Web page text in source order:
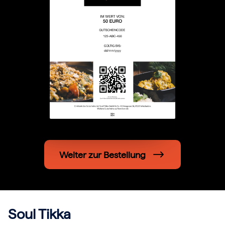
Regionale Gutscheine
Berlin
Hamburg
Frankfurt
Köln
Düsseldorf
Stuttgart
Essen
-------
Für alle Geschenk-Gutscheine gilt:
Einlösbar für alle 10.000 Partner und 3 Jahre gültig
Weiter zur Bestellung
Soul Tikka